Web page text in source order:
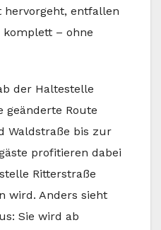
hervorgeht, entfallen
– ohne
der Haltestelle
geänderte Route
Waldstraße bis zur
profitieren dabei
Ritterstraße
wird. Anders sieht
Sie wird ab